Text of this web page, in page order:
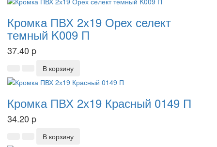
Кромка ПВХ 2х19 Орех селект
темный K009 П
37.40 p
В корзину
Кромка ПВХ 2х19 Красный 0149 П
34.20 p
В корзину